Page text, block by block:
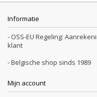
Informatie
- OSS-EU Regeling:
klant
- Belgische shop sinds 1989
Mijn account